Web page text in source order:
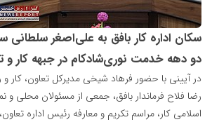
سکان اداره کار بافق به علی‌اصغر سلطانی
دو دهه خدمت نوری‌شادکام در جبهه کار و
در آیینی با حضور فرهاد شیخی مدیرکل تعاون، کار و
رضا فلاح فرماندار بافق، جمعی از مسئولان محلی و
اسلامی کار، مراسم تکریم و معارفه رئیس اداره